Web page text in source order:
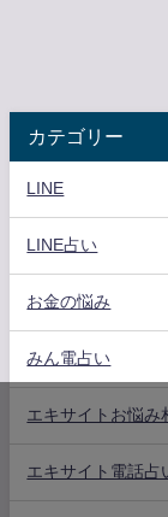
カテゴリー
LINE
LINE占い
お金の悩み
みん電占い
エキサイトお悩み
エキサイト電話占